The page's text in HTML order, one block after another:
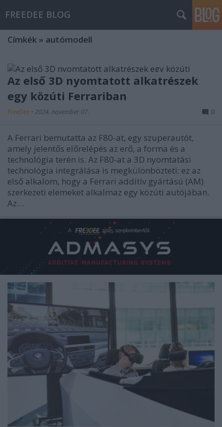
FREEDEE BLOG
Címkék » autómodell
Az első 3D nyomtatott alkatrészek
egy közúti Ferrariban
FreeDee • 2024. november 07. 0
A Ferrari bemutatta az F80-at, egy szuperautót,
amely jelentős előrelépés az erő, a forma és a
technológia terén is. Az F80-at a 3D nyomtatási
technológia integrálása is megkülönbözteti: ez az
első alkalom, hogy a Ferrari additív gyártású (AM)
szerkezeti elemeket alkalmaz egy közúti autójában.
Az…